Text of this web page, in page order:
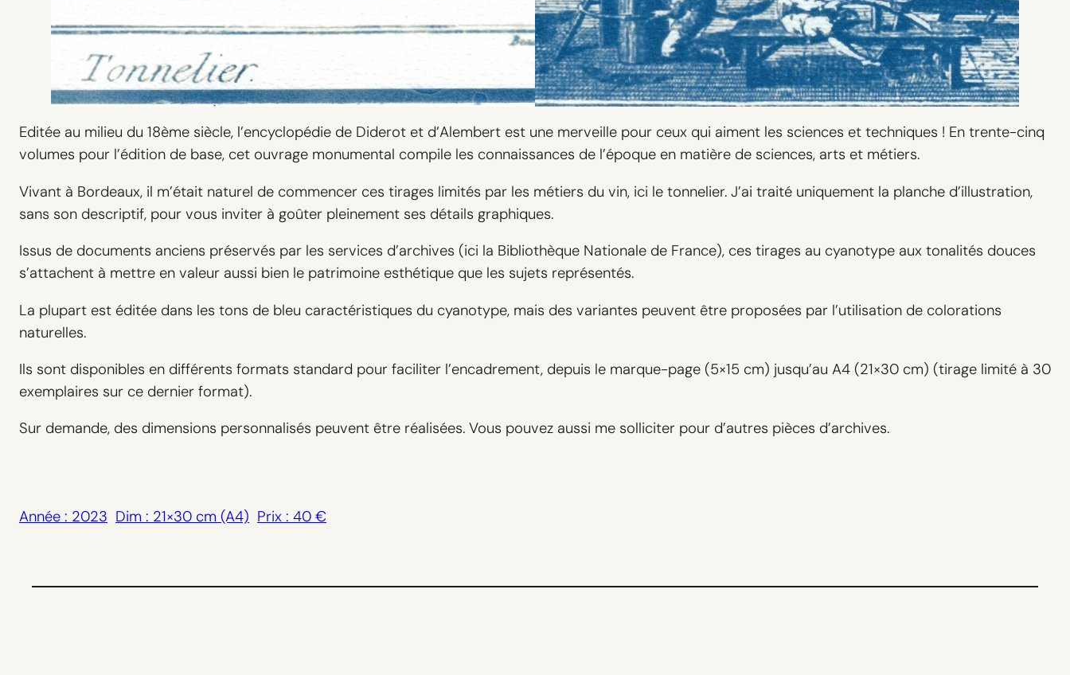
Editée au milieu du 18ème siècle, l’encyclopédie de Diderot et d’Alembert est une merveille pour ceux qui aiment les sciences et techniques ! En trente-cinq
volumes pour l’édition de base, cet ouvrage monumental compile les connaissances de l’époque en matière de sciences, arts et métiers.
Vivant à Bordeaux, il m’était naturel de commencer ces tirages limités par les métiers du vin, ici le tonnelier. J’ai traité uniquement la planche d’illustration,
sans son descriptif, pour vous inviter à goûter pleinement ses détails graphiques.
Issus de documents anciens préservés par les services d’archives (ici la Bibliothèque Nationale de France), ces tirages au cyanotype aux tonalités douces
s’attachent à mettre en valeur aussi bien le patrimoine esthétique que les sujets représentés.
La plupart est éditée dans les tons de bleu caractéristiques du cyanotype, mais des variantes peuvent être proposées par l’utilisation de colorations
naturelles.
Ils sont disponibles en différents formats standard pour faciliter l’encadrement, depuis le marque-page (5×15 cm) jusqu’au A4 (21×30 cm) (tirage limité à 30
exemplaires sur ce dernier format).
Sur demande, des dimensions personnalisés peuvent être réalisées. Vous pouvez aussi me solliciter pour d’autres pièces d’archives.
Année : 2023 Dim : 21×30 cm (A4) Prix : 40 €